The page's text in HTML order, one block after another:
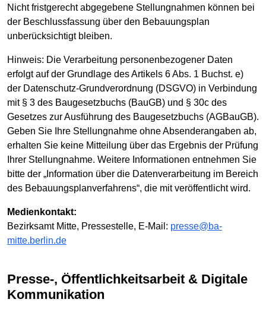
Nicht fristgerecht abgegebene Stellungnahmen können bei
der Beschlussfassung über den Bebauungsplan
unberücksichtigt bleiben.
Hinweis: Die Verarbeitung personenbezogener Daten
erfolgt auf der Grundlage des Artikels 6 Abs. 1 Buchst. e)
der Datenschutz-Grundverordnung (DSGVO) in Verbindung
mit § 3 des Baugesetzbuchs (BauGB) und § 30c des
Gesetzes zur Ausführung des Baugesetzbuchs (AGBauGB).
Geben Sie Ihre Stellungnahme ohne Absenderangaben ab,
erhalten Sie keine Mitteilung über das Ergebnis der Prüfung
Ihrer Stellungnahme. Weitere Informationen entnehmen Sie
bitte der „Information über die Datenverarbeitung im Bereich
des Bebauungsplanverfahrens“, die mit veröffentlicht wird.
Medienkontakt:
Bezirksamt Mitte, Pressestelle, E-Mail: presse@ba-
mitte.berlin.de
Presse-, Öffentlichkeitsarbeit & Digitale
Kommunikation